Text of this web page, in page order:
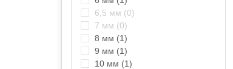
6,5 мм (0)
7 мм (0)
8 мм (1)
9 мм (1)
10 мм (1)